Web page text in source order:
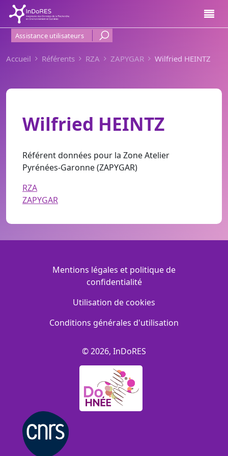
Aller au contenu principal
Menu Haut de page
Assistance utilisateurs
Accueil Référents RZA ZAPYGAR Wilfried HEINTZ
Wilfried HEINTZ
Référent données pour la Zone Atelier
Pyrénées-Garonne (ZAPYGAR)
RZA
ZAPYGAR
Menu Footer
Mentions légales et politique de
confidentialité
Utilisation de cookies
Conditions générales d'utilisation
© 2026, InDoRES